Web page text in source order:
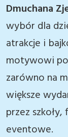
Dmuchana
wybór dla
atrakcje i
motywowi
zarówno na
większe
przez
eventowe.